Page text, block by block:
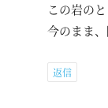
この岩の
今のまま
返信